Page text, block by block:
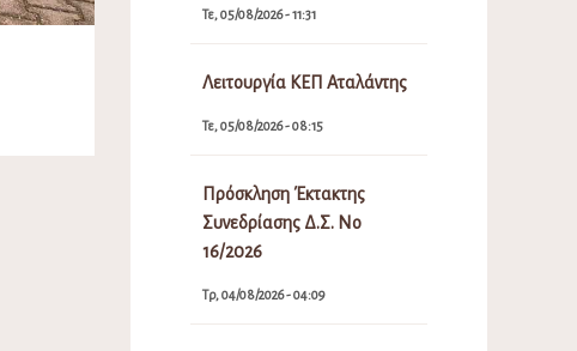
Τε, 05/08/2026 - 11:31
Λειτουργία ΚΕΠ Αταλάντης
Τε, 05/08/2026 - 08:15
Πρόσκληση Έκτακτης
Συνεδρίασης Δ.Σ. Νο
16/2026
Τρ, 04/08/2026 - 04:09